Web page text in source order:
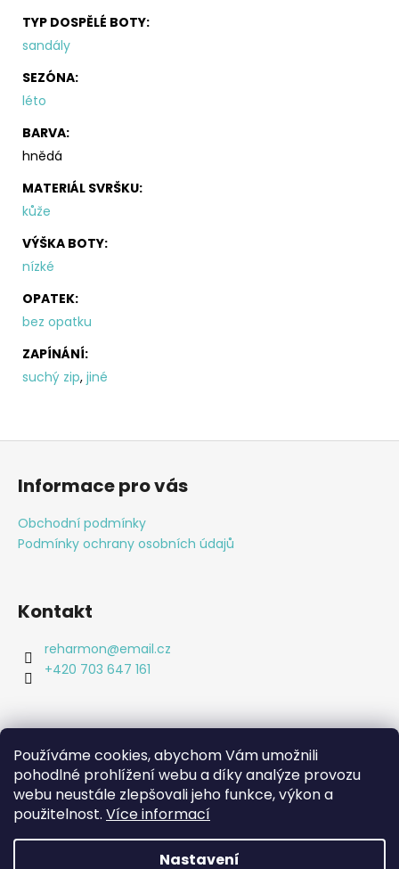
Používáme cookies, abychom Vám umožnili
pohodlné prohlížení webu a díky analýze provozu
webu neustále zlepšovali jeho funkce, výkon a
použitelnost. Více informací
Nastavení
TYP DOSPĚLÉ BOTY:
sandály
SEZÓNA:
léto
BARVA:
hnědá
MATERIÁL SVRŠKU:
kůže
VÝŠKA BOTY:
nízké
OPATEK:
bez opatku
ZAPÍNÁNÍ:
suchý zip, jiné
Z
Informace pro vás
Obchodní podmínky
Podmínky ochrany osobních údajů
Kontakt
reharmon@email.cz
+420 703 647 161
Shoptet.cz
Bc. Lucie Machová Reharmon, soukromá fyzioterapie
Kamenná prodejna